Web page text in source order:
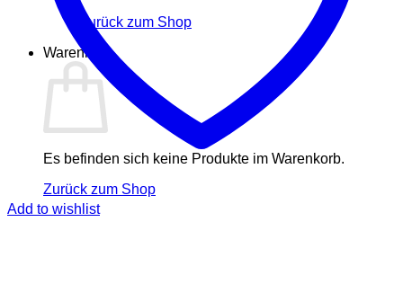
Zurück zum Shop
Warenkorb
Es befinden sich keine Produkte im Warenkorb.
Zurück zum Shop
Add to wishlist